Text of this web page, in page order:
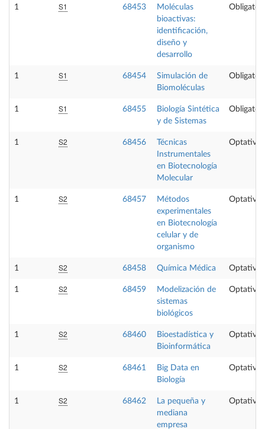
1 S1 68453
Moléculas
bioactivas:
identificación,
diseño y
desarrollo
1 S1 68454
Simulación de
Biomoléculas
1 S1 68455
Biología Sintética
y de Sistemas
1 S2 68456
Técnicas
Instrumentales
en Biotecnología
Molecular
Optativa
1 S2 68457
Métodos
experimentales
en Biotecnología
celular y de
organismo
Optativa
1 S2 68458 Química Médica Optativa
1 S2 68459
Modelización de
sistemas
biológicos
Optativa
1 S2 68460
Bioestadística y
Bioinformática
Optativa
1 S2 68461
Big Data en
Biología
Optativa
1 S2 68462
La pequeña y
mediana
empresa
Optativa